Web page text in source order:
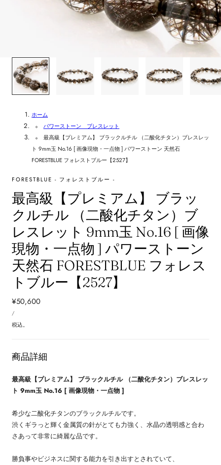
6
ホーム
パワーストーン ブレスレット
最高級【プレミアム】 ブラックルチル （二酸化チタン）ブレスレッ
ト 9mm玉 No.16 [ 画像現物・一点物 ] パワーストーン 天然石
FORESTBLUE フォレストブルー【2527】
FORESTBLUE - フォレストブルー -
最高級【プレミアム】 ブラッ
クルチル （二酸化チタン）ブ
レスレット 9mm玉 No.16 [ 画像
現物・一点物 ] パワーストーン
天然石 FORESTBLUE フォレス
トブルー【2527】
通
常
価
¥50,600
単
価/あ
り
税込。
商品詳細
最高級【プレミアム】 ブラックルチル （二酸化チタン）ブレスレッ
ト 9mm玉 No.16 [ 画像現物・一点物 ]
希少な二酸化チタンのブラックルチルです。
渋くギラっと輝く金属質の針がとても力強く、水晶の透明感と合わ
さあって非常に綺麗な品です。
勝負事やビジネスに関する能力を引き出すとされていて、